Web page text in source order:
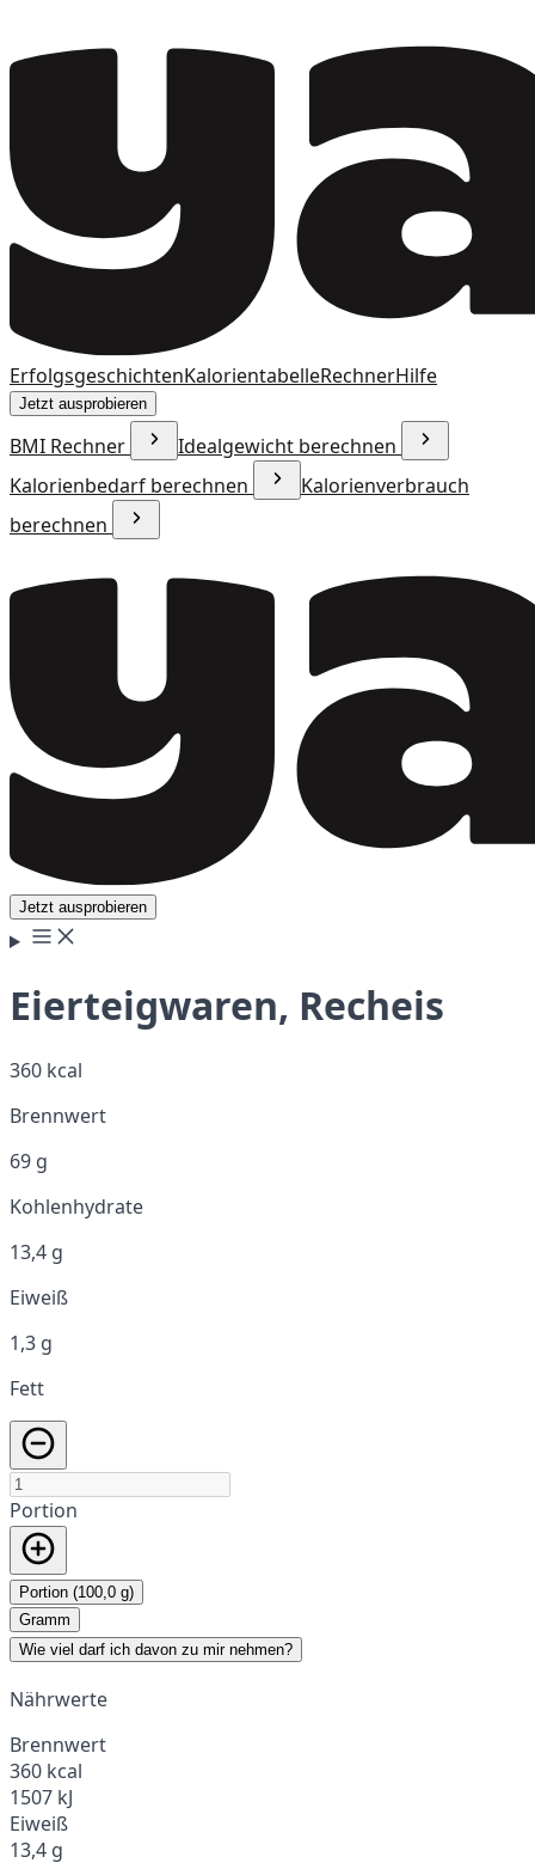
ErfolgsgeschichtenKalorientabelleRechnerHilfe
Jetzt ausprobieren
BMI Rechner
Idealgewicht berechnen
Kalorienbedarf berechnen
Kalorienverbrauch
berechnen
Jetzt ausprobieren
Eierteigwaren, Recheis
360 kcal
Brennwert
69 g
Kohlenhydrate
13,4 g
Eiweiß
1,3 g
Fett
Portion
Portion (100,0 g)
Gramm
Wie viel darf ich davon zu mir nehmen?
Nährwerte
Brennwert
360 kcal
1507 kJ
Eiweiß
13,4 g